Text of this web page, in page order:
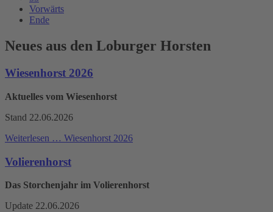
Vorwärts
Ende
Neues aus den Loburger Horsten
Wiesenhorst 2026
Aktuelles vom Wiesenhorst
Stand 22.06.2026
Weiterlesen … Wiesenhorst 2026
Volierenhorst
Das Storchenjahr im Volierenhorst
Update 22.06.2026